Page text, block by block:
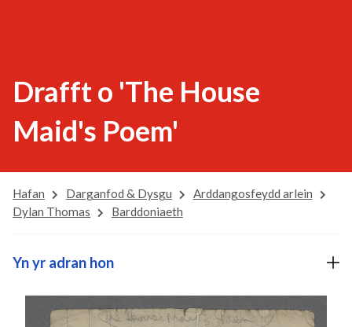
Drafft o 'The House
Maid's Poem'
Hafan Darganfod & Dysgu
Arddangosfeydd arlein
Dylan Thomas
Barddoniaeth
Yn yr adran hon